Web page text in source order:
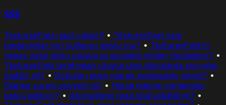
SSS
TexturesFast nasıl çalışır? • TexturesFast yeni
başlayanlar için kullanıcı dostu mu? • TexturesFast'in
yapay zeka doku oluşturucusundan kimler faydalanır? •
TexturesFast tarafından oluşturulan dokularda sorunlar
olabilir mi? • Dokuları ticari olarak kullanabilir miyim? •
Ödeme süreci güvenli mi? • Hangi ödeme yöntemleri
kabul ediliyor? • Aboneliğimi nasıl iptal edebilirim? •